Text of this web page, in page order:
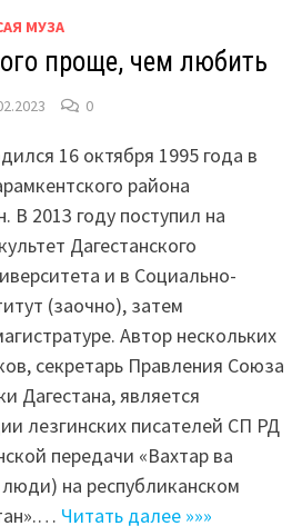
МУЗА
проще, чем любить
0
16 октября 1995 года в
района
В 2013 году поступил на
Дагестанского
и в Социально-
(заочно), затем
Автор нескольких
секретарь Правления Союза
Дагестана, является
лезгинских писателей СП РД
передачи «Вахтар ва
на республиканском
Читать далее »»»